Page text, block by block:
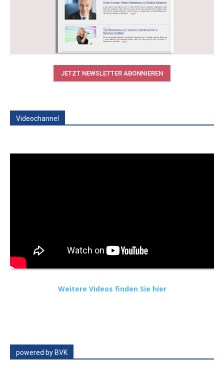
JETZT NEWSLETTER ABONNIEREN
Videochannel
Weitere Videos finden Sie hier
powered by BVK